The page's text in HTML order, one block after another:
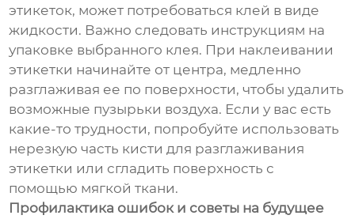
этикеток, может потребоваться клей в виде
жидкости. Важно следовать инструкциям на
упаковке выбранного клея. При наклеивании
этикетки начинайте от центра, медленно
разглаживая ее по поверхности, чтобы удалить
возможные пузырьки воздуха. Если у вас есть
какие-то трудности, попробуйте использовать
нерезкую часть кисти для разглаживания
этикетки или сгладить поверхность с
помощью мягкой ткани.
Профилактика ошибок и советы на будущее